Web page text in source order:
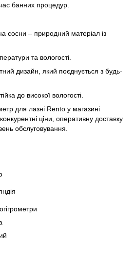
банних процедур.
сосни – природний матеріал із
та вологості.
дизайн, який поєднується з будь-
до високої вологості.
для лазні Rento у магазині
ціни, оперативну доставку
обслуговування.